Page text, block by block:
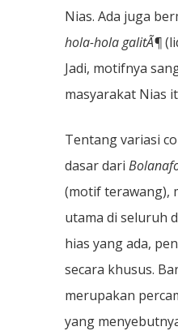
Nias. Ada juga
hola-hola galitÃ¶
Jadi, motifnya
masyarakat Nias
Tentang variasi
dasar dari
(motif terawang),
utama di seluruh
hias yang ada,
secara khusus.
merupakan
yang